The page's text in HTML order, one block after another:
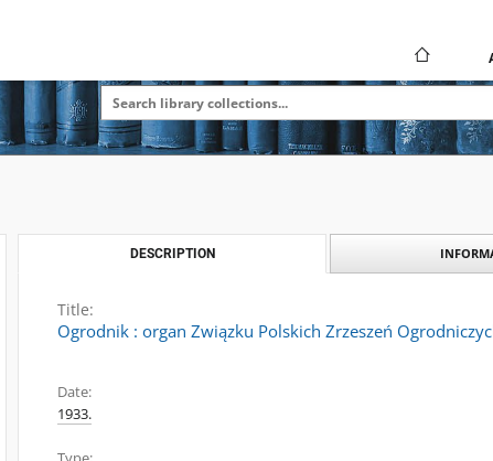
DESCRIPTION
Title:
Ogrodnik : organ Związku Polskich Zrzeszeń
Date:
1933.